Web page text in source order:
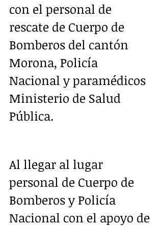
con el personal de
rescate de Cuerpo de
Bomberos del cantón
Morona, Policía
Nacional y paramédicos
Ministerio de Salud
Pública.
Al llegar al lugar
personal de Cuerpo de
Bomberos y Policía
Nacional con el apoyo de